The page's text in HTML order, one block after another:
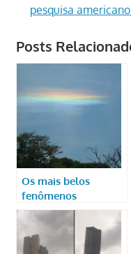
pesquisa
Posts
Os mais belos
fenômenos
atmosféricos